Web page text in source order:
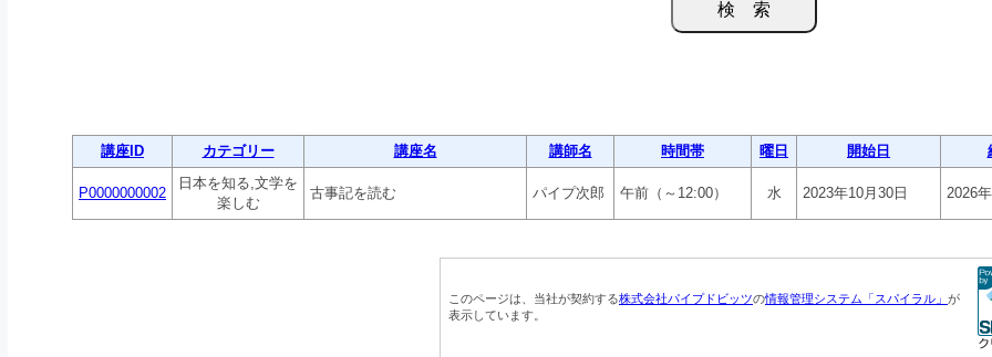
講座ID カテゴリー 講座名 講師名 時間帯 曜日 開始日
P0000000002
日本を知る,文学を
楽しむ
古事記を読む パイプ次郎 午前（～12:00） 水 2023年10月30日 2026
このページは、当社が契約する株式会社パイプドビッツの情報管理システム「スパイラル」 が
表示しています。